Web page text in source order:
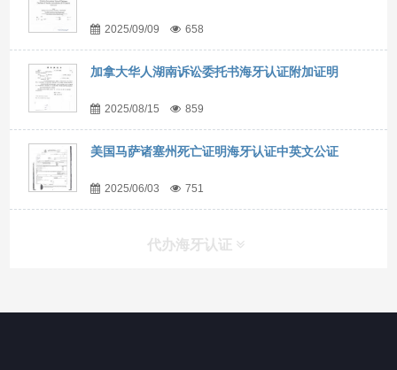
2025/09/09 658
加拿大华人湖南诉讼委托书海牙认证附加证明
2025/08/15 859
美国马萨诸塞州死亡证明海牙认证中英文公证
2025/06/03 751
代办海牙认证